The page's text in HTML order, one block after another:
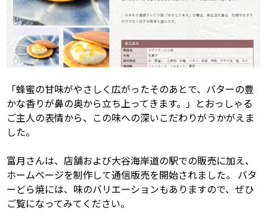
「蜂蜜の甘味がやさしく広がったそのあとで、バターの豊
かな香りが鼻の奥から立ち上ってきます。」とおっしゃる
ご主人の表情から、この味への深いこだわりがうかがえま
した。
富月さんは、店舗および大谷海岸道の駅での販売に加え、
ホームページを制作して通信版売を開始されました。 バタ
ーどら焼には、味のバリエーションもありますので、ぜひ
ご覧になってみてください。